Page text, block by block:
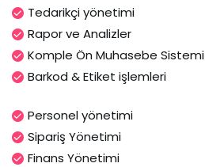
Tedarikçi yönetimi
Rapor ve Analizler
Komple Ön Muhasebe Sistemi
Barkod & Etiket işlemleri
Personel yönetimi
Sipariş Yönetimi
Finans Yönetimi